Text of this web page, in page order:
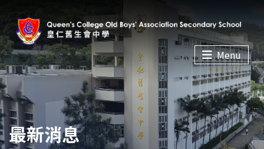
Menu
最新消息